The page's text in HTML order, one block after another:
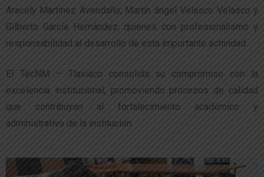
Aracely Martínez Avendaño; Martín ángel Velasco Velasco y
Gilberto García Hernández, quienes con profesionalismo y
responsabilidad al desarrollo de esta importante actividad.
El TecNM – Tlaxiaco consolida su compromiso con la
excelencia institucional, promoviendo procesos de calidad
que contribuyan al fortalecimiento académico y
administrativo de la institución.